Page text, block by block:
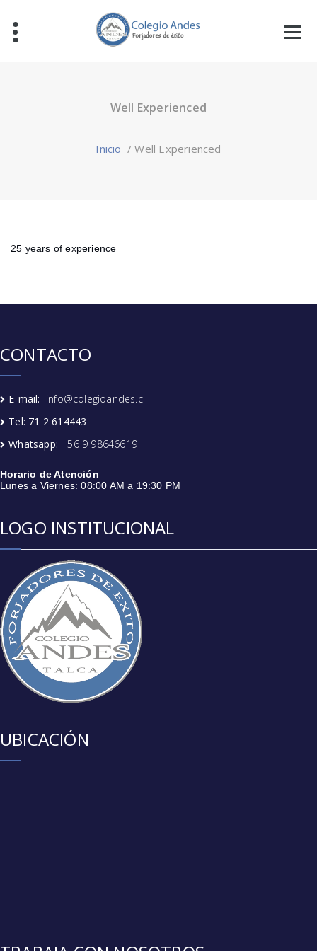
Well Experienced
Inicio /Well Experienced
25 years of experience
CONTACTO
E-mail: info@colegioandes.cl
Tel: 71 2 614443
Whatsapp: +56 9 98646619
Horario de Atención
Lunes a Viernes: 08:00 AM a 19:30 PM
LOGO INSTITUCIONAL
UBICACIÓN